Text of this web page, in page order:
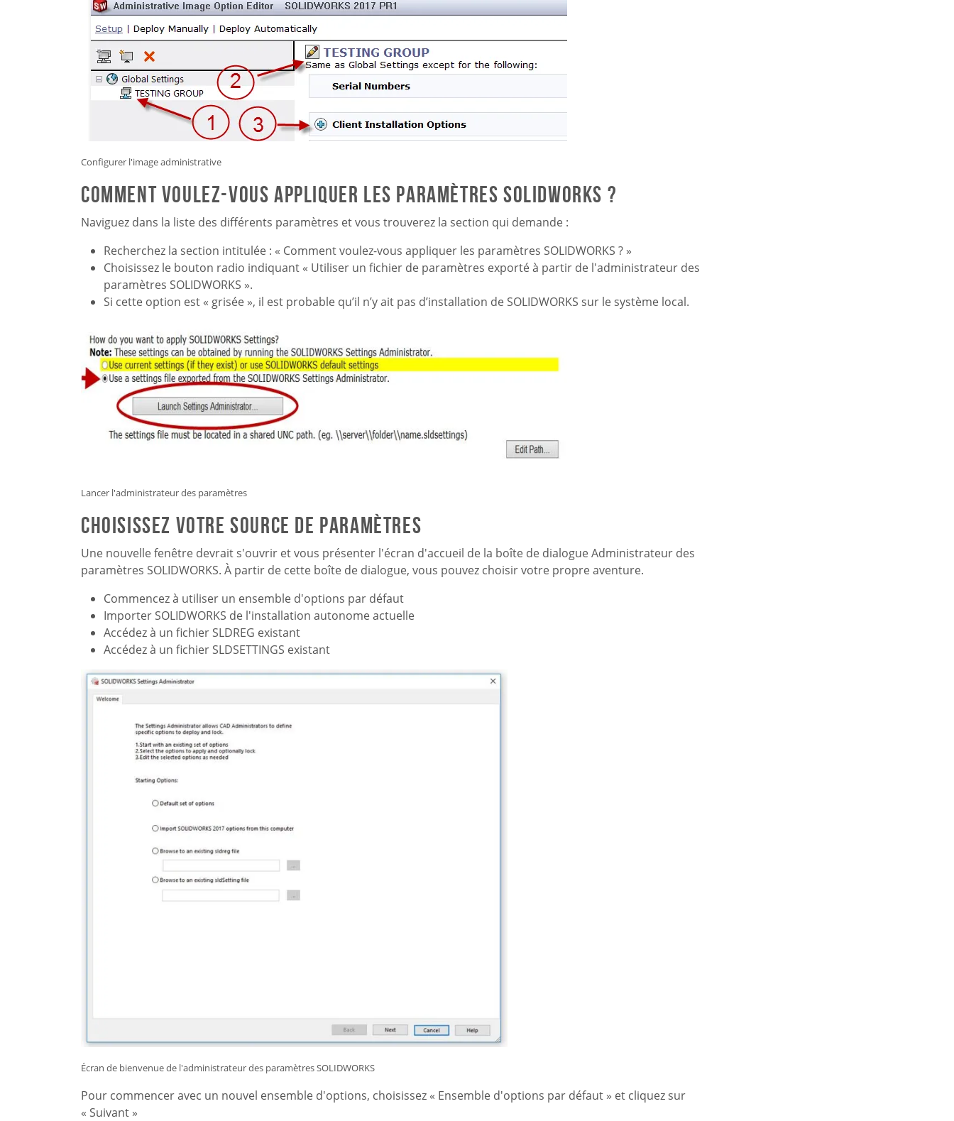
Configurer l'image administrative
Comment voulez-vous appliquer les paramètres SOLIDWORKS ?
Naviguez dans la liste des différents paramètres et vous trouverez la section qui demande :
Recherchez la section intitulée : « Comment voulez-vous appliquer les paramètres SOLIDWORKS ? »
Choisissez le bouton radio indiquant « Utiliser un fichier de paramètres exporté à partir de l'administrateur des
paramètres SOLIDWORKS ».
Si cette option est « grisée », il est probable qu’il n’y ait pas d’installation de SOLIDWORKS sur le système local.
Lancer l'administrateur des paramètres
Choisissez votre source de paramètres
Une nouvelle fenêtre devrait s'ouvrir et vous présenter l'écran d'accueil de la boîte de dialogue Administrateur des
paramètres SOLIDWORKS. À partir de cette boîte de dialogue, vous pouvez choisir votre propre aventure.
Commencez à utiliser un ensemble d'options par défaut
Importer SOLIDWORKS de l'installation autonome actuelle
Accédez à un fichier SLDREG existant
Accédez à un fichier SLDSETTINGS existant
Écran de bienvenue de l'administrateur des paramètres SOLIDWORKS
Pour commencer avec un nouvel ensemble d'options, choisissez « Ensemble d'options par défaut » et cliquez sur
« Suivant »